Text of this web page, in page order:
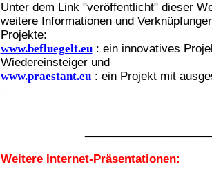
Unter dem Link "veröffentlicht" dieser
weitere Informationen und
Projekte:
www.befluegelt.eu: ein innovatives
Wiedereinsteiger und
www.praestant.eu: ein Projekt mit
Weitere Internet-Präsentationen: